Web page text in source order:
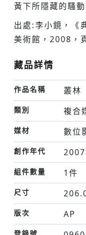
黃下所隱藏的騷動
出處:李小鏡，《
美術館，2008，
藏品詳情
作品名稱 叢林
類別 複合
媒材 數位
創作年代
組件數量 1件
尺寸
版次 AP